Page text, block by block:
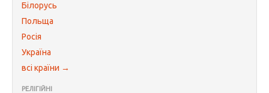
Білорусь
Польща
Росія
Україна
всі країни →
РЕЛІГІЙНІ